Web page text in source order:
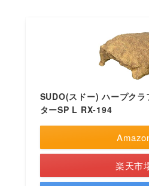
SUDO(スドー) ハープク
ターSP L RX-194
楽天市